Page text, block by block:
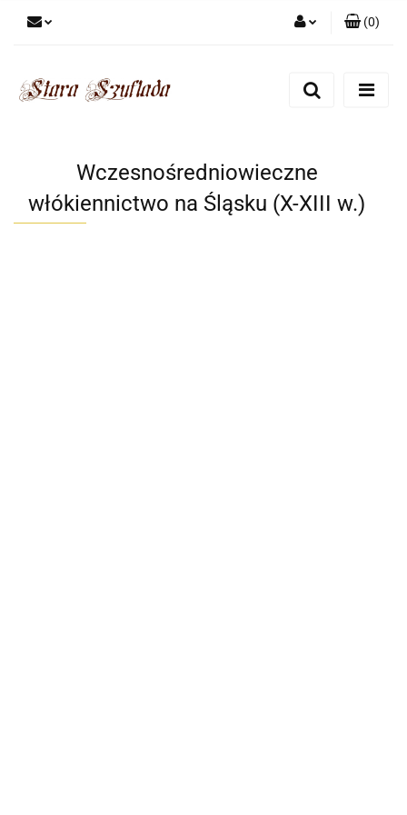
Zarejestruj się
(0)
Wczesnośredniowieczne
włókiennictwo na Śląsku (X-XIII w.)